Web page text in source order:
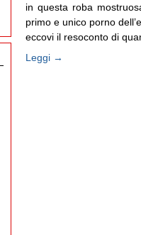
in questa roba
primo e unico porno
eccovi il resoconto di
Leggi →